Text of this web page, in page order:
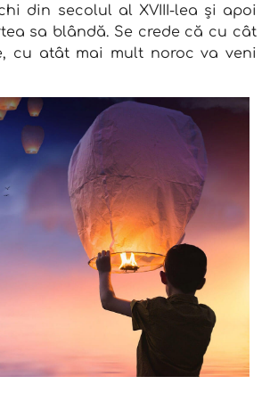
din secolul al XVIII-lea și apoi
sa blândă. Se crede că cu cât
cu atât mai mult noroc va veni